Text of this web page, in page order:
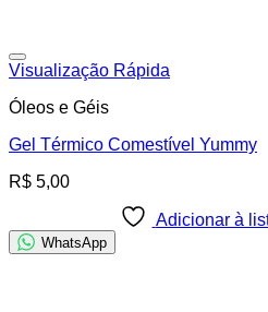
Visualização Rápida
Óleos e Géis
Gel Térmico Comestível Yummy
R$ 5,00
Adicionar à
WhatsApp